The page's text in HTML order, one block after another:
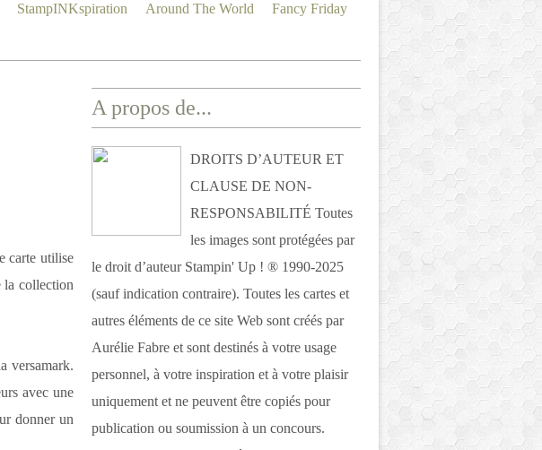
StampINKspiration Around The World Fancy Friday
carte utilise
collection
versamark.
avec une
donner un
A propos de...
DROITS D’AUTEUR ET
CLAUSE DE NON-
RESPONSABILITÉ Toutes
les images sont protégées par
le droit d’auteur Stampin' Up ! ® 1990-2025
(sauf indication contraire). Toutes les cartes et
autres éléments de ce site Web sont créés par
Aurélie Fabre et sont destinés à votre usage
personnel, à votre inspiration et à votre plaisir
uniquement et ne peuvent être copiés pour
publication ou soumission à un concours.